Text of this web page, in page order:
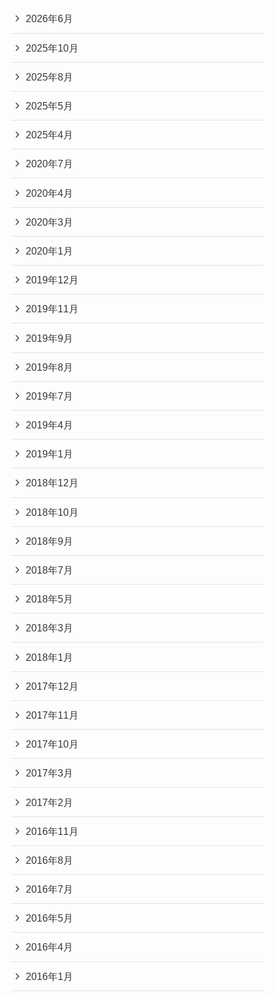
2026年6月
2025年10月
2025年8月
2025年5月
2025年4月
2020年7月
2020年4月
2020年3月
2020年1月
2019年12月
2019年11月
2019年9月
2019年8月
2019年7月
2019年4月
2019年1月
2018年12月
2018年10月
2018年9月
2018年7月
2018年5月
2018年3月
2018年1月
2017年12月
2017年11月
2017年10月
2017年3月
2017年2月
2016年11月
2016年8月
2016年7月
2016年5月
2016年4月
2016年1月